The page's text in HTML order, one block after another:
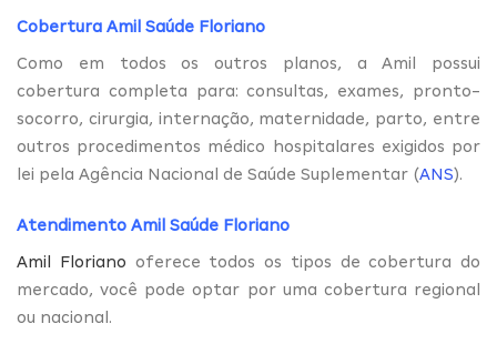
Cobertura Amil Saúde Floriano
Como em todos os outros planos, a Amil possui
cobertura completa para: consultas, exames, pronto-
socorro, cirurgia, internação, maternidade, parto, entre
outros procedimentos médico hospitalares exigidos por
lei pela Agência Nacional de Saúde Suplementar (ANS).
Atendimento Amil Saúde Floriano
Amil Floriano oferece todos os tipos de cobertura do
mercado, você pode optar por uma cobertura regional
ou nacional.